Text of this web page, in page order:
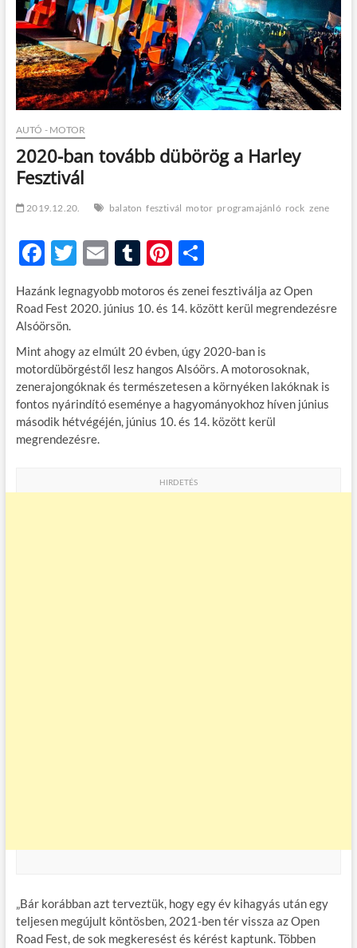
o
n
AUTÓ - MOTOR
2020-ban tovább dübörög a Harley
Fesztivál
2019.12.20. balaton fesztivál motor programajánló rock zene
F
ac
e
b
o
o
k
T
itt
E
m
ail
T
m
r
Pi
nt
er
t
O
ss
za
e
g
Hazánk legnagyobb motoros és zenei fesztiválja az Open
Road Fest 2020. június 10. és 14. között kerül megrendezésre
Alsóörsön.
Mint ahogy az elmúlt 20 évben, úgy 2020-ban is
motordübörgéstől lesz hangos Alsóörs. A motorosoknak,
zenerajongóknak és természetesen a környéken lakóknak is
fontos nyárindító eseménye a hagyományokhoz híven június
második hétvégéjén, június 10. és 14. között kerül
megrendezésre.
HIRDETÉS
„Bár korábban azt terveztük, hogy egy év kihagyás után egy
teljesen megújult köntösben, 2021-ben tér vissza az Open
Road Fest, de sok megkeresést és kérést kaptunk. Többen